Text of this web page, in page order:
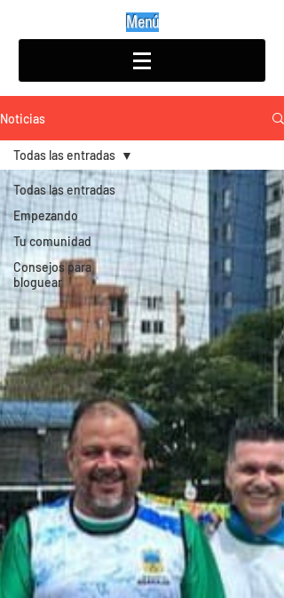
Menú
Noticias
Todas las entradas
Empezando
Tu comunidad
Consejos para
bloguear
Todas las entradas